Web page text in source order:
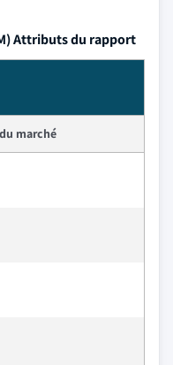
Attributs du rapport
marché